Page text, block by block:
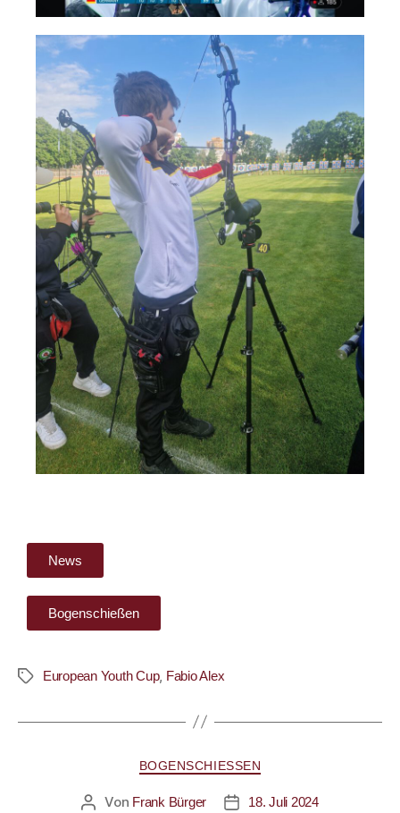
News
Bogenschießen
European Youth Cup, Fabio Alex
BOGENSCHIESSEN
Von Frank Bürger 18. Juli 2024